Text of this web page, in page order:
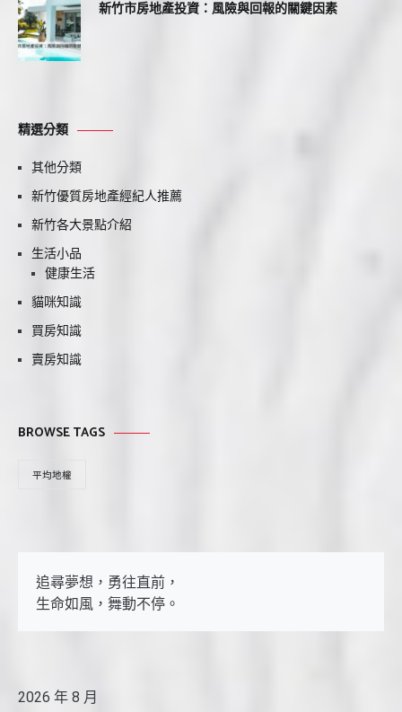
新竹市房地產投資：風險與回報的關鍵因素
精選分類
其他分類
新竹優質房地產經紀人推薦
新竹各大景點介紹
生活小品
健康生活
貓咪知識
買房知識
賣房知識
BROWSE TAGS
平均地權
追尋夢想，勇往直前，
生命如風，舞動不停。
2026 年 8 月